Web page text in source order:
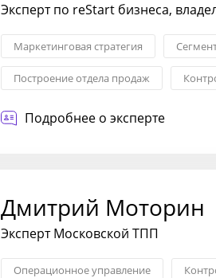
Эксперт по reStart бизнеса,
Маркетинговая стратегия
Построение отдела продаж
Стратегия ценообразования
Подробнее о эксперте
Дмитрий Моторин
Эксперт Московской ТПП
Операционное управление